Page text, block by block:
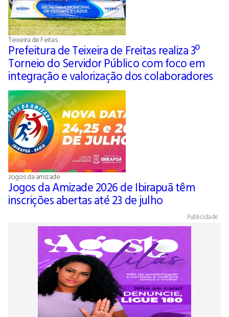
Teixeira de Feitas
Prefeitura de Teixeira de Freitas realiza 3º
Torneio do Servidor Público com foco em
integração e valorização dos colaboradores
Jogos da amizade
Jogos da Amizade 2026 de Ibirapuã têm
inscrições abertas até 23 de julho
Publicidade